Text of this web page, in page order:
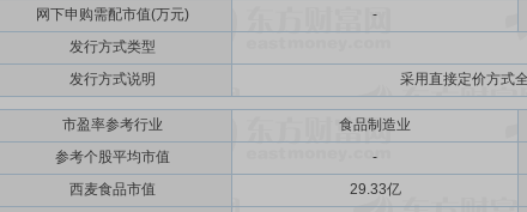
网下申购需配市值(万元)
-
发行方式类型
发行方式说明
采用直接定价方式
市盈率参考行业 食品制造业
参考个股平均市值
-
西麦食品市值
29.33亿